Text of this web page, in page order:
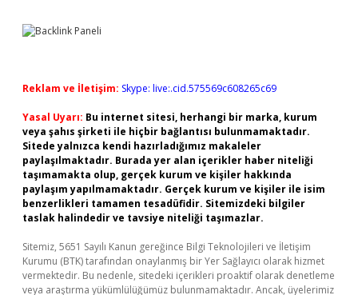
Reklam ve İletişim: Skype: live:.cid.575569c608265c69
Yasal Uyarı: Bu internet sitesi, herhangi bir marka, kurum
veya şahıs şirketi ile hiçbir bağlantısı bulunmamaktadır.
Sitede yalnızca kendi hazırladığımız makaleler
paylaşılmaktadır. Burada yer alan içerikler haber niteliği
taşımamakta olup, gerçek kurum ve kişiler hakkında
paylaşım yapılmamaktadır. Gerçek kurum ve kişiler ile isim
benzerlikleri tamamen tesadüfidir. Sitemizdeki bilgiler
taslak halindedir ve tavsiye niteliği taşımazlar.
Sitemiz, 5651 Sayılı Kanun gereğince Bilgi Teknolojileri ve İletişim
Kurumu (BTK) tarafından onaylanmış bir Yer Sağlayıcı olarak hizmet
vermektedir. Bu nedenle, sitedeki içerikleri proaktif olarak denetleme
veya araştırma yükümlülüğümüz bulunmamaktadır. Ancak, üyelerimiz